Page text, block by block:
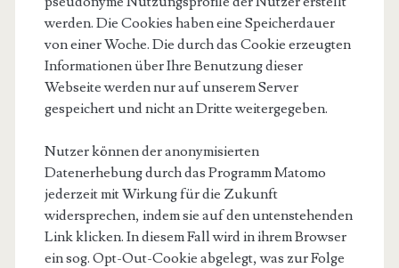
werden. Die Cookies haben eine Speicherdauer
von einer Woche. Die durch das Cookie erzeugten
Informationen über Ihre Benutzung dieser
Webseite werden nur auf unserem Server
gespeichert und nicht an Dritte weitergegeben.
Nutzer können der anonymisierten
Datenerhebung durch das Programm Matomo
jederzeit mit Wirkung für die Zukunft
widersprechen, indem sie auf den untenstehenden
Link klicken. In diesem Fall wird in ihrem Browser
ein sog. Opt-Out-Cookie abgelegt, was zur Folge